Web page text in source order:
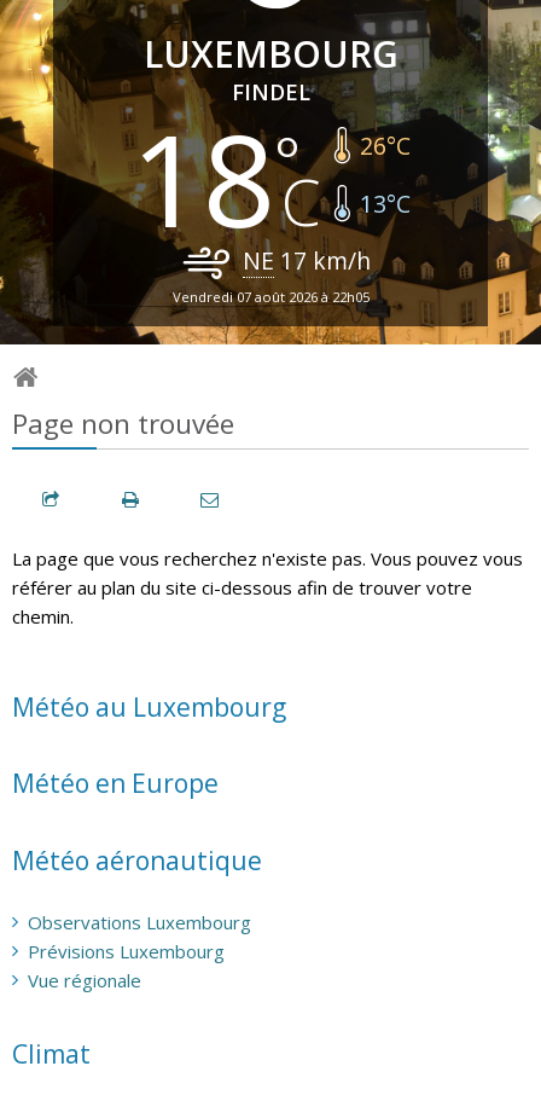
LUXEMBOURG
FINDEL
18 26°C
13°C
NE 17 km/h
Vendredi 07 août 2026 à 22h05
Page non trouvée
La page que vous recherchez n'existe pas. Vous pouvez vous
référer au plan du site ci-dessous afin de trouver votre
chemin.
Météo au Luxembourg
Météo en Europe
Météo aéronautique
Observations Luxembourg
Prévisions Luxembourg
Vue régionale
Climat